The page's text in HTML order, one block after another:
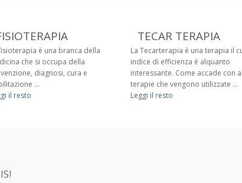
è una branca della
che si occupa della
diagnosi, cura e
...
il resto
TECAR TERAPIA
La Tecarterapia è una terapia il
indice di efficienza è alquanto
interessante. Come accade con
terapie che vengono utilizzate ...
Leggi il resto